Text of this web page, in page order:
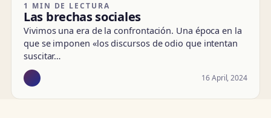
1 MIN DE LECTURA
Las brechas sociales
Vivimos una era de la confrontación. Una época en la
que se imponen «los discursos de odio que intentan
suscitar…
16 April, 2024